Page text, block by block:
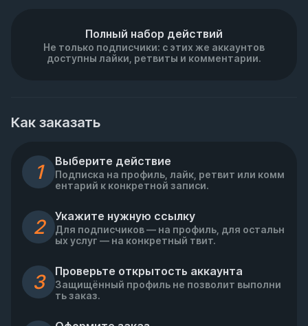
Полный набор действий
Не только подписчики: с этих же аккаунтов
доступны лайки, ретвиты и комментарии.
Как заказать
1 Выберите действие
Подписка на профиль, лайк, ретвит или комм
ентарий к конкретной записи.
2 Укажите нужную ссылку
Для подписчиков — на профиль, для остальн
ых услуг — на конкретный твит.
3 Проверьте открытость аккаунта
Защищённый профиль не позволит выполни
ть заказ.